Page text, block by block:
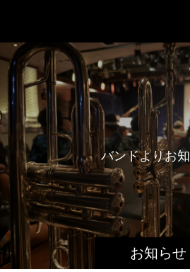
お知らせ
バンドよりお知